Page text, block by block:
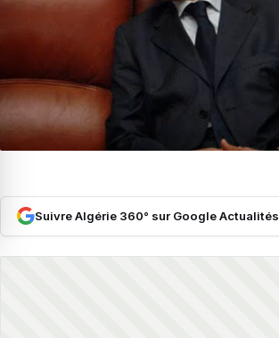
Suivre Algérie 360° sur Google Actualités